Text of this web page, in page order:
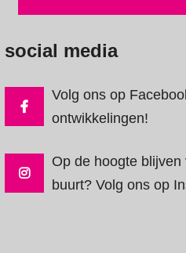
social media
Volg ons op
ontwikkelingen!
Op de hoogte
buurt? Volg ons op